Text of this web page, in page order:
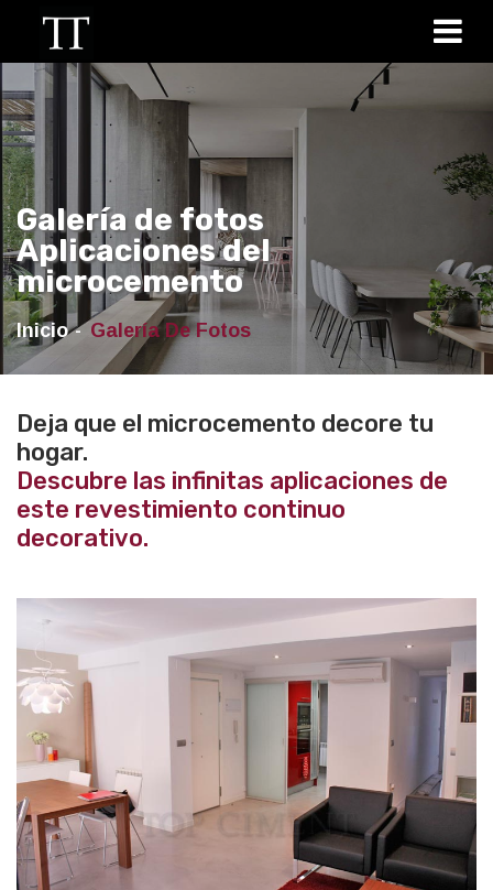
Galería de fotos
Aplicaciones del
microcemento
Inicio Galería De Fotos
Deja que el microcemento decore tu
hogar.
Descubre las infinitas aplicaciones de
este revestimiento continuo
decorativo.